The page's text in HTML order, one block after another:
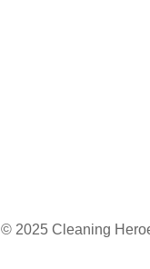
© 2025 Cleaning